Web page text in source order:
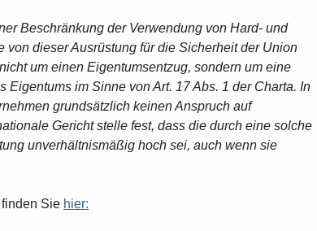
Beschränkung der Verwendung von Hard- und
von dieser Ausrüstung für die Sicherheit der Union
um einen Eigentumsentzug, sondern um eine
Eigentums im Sinne von Art. 17 Abs. 1 der Charta. In
grundsätzlich keinen Anspruch auf
Gericht stelle fest, dass die durch eine solche
unverhältnismäßig hoch sei, auch wenn sie
Sie hier: